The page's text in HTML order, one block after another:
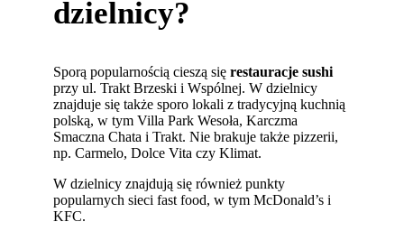
dzielnicy?
Sporą popularnością cieszą się restauracje sushi
przy ul. Trakt Brzeski i Wspólnej. W dzielnicy
znajduje się także sporo lokali z tradycyjną kuchnią
polską, w tym Villa Park Wesoła, Karczma
Smaczna Chata i Trakt. Nie brakuje także pizzerii,
np. Carmelo, Dolce Vita czy Klimat.
W dzielnicy znajdują się również punkty
popularnych sieci fast food, w tym McDonald’s i
KFC.